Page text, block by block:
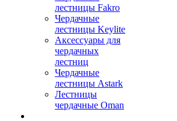
лестницы Fakro
Чердачные
лестницы Keylite
Аксессуары для
чердачных
лестниц
Чердачные
лестницы Astark
Лестницы
чердачные Oman